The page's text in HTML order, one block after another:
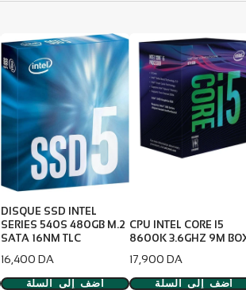
DISQUE SSD INTEL
SERIES 540S 480GB M.2
SATA 16NM TLC
سعر
16,400 DA
أضف إلى السلة
CPU INTEL CORE I5
8600K 3.6GHZ 9M
سعر
17,900 DA
أضف إلى السلة